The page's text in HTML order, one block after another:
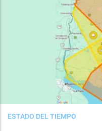
ESTADO DEL TIEMPO